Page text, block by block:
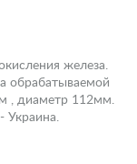
железа.
обрабатываемой
, диаметр 112мм.
Украина.